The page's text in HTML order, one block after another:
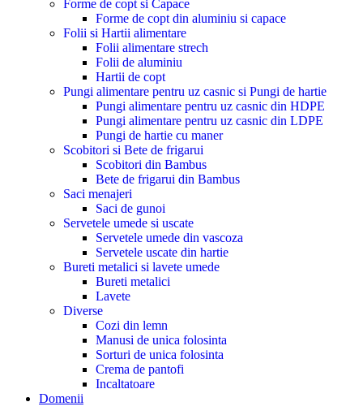
Forme de copt si Capace
Forme de copt din aluminiu si capace
Folii si Hartii alimentare
Folii alimentare strech
Folii de aluminiu
Hartii de copt
Pungi alimentare pentru uz casnic si Pungi de hartie
Pungi alimentare pentru uz casnic din HDPE
Pungi alimentare pentru uz casnic din LDPE
Pungi de hartie cu maner
Scobitori si Bete de frigarui
Scobitori din Bambus
Bete de frigarui din Bambus
Saci menajeri
Saci de gunoi
Servetele umede si uscate
Servetele umede din vascoza
Servetele uscate din hartie
Bureti metalici si lavete umede
Bureti metalici
Lavete
Diverse
Cozi din lemn
Manusi de unica folosinta
Sorturi de unica folosinta
Crema de pantofi
Incaltatoare
Domenii